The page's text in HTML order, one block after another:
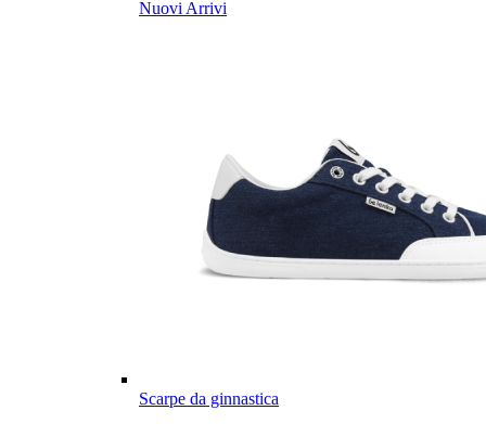
Nuovi Arrivi
Scarpe da ginnastica